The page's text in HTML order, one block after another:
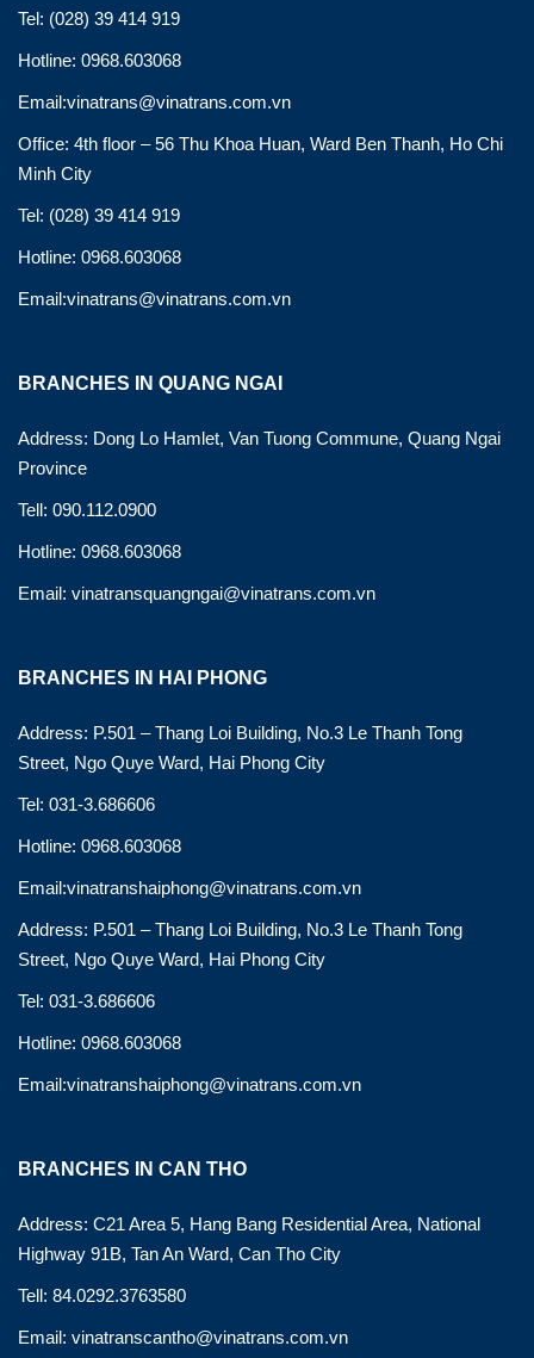
Tel: (028) 39 414 919
Hotline: 0968.603068
Email:vinatrans@vinatrans.com.vn
Office: 4th floor – 56 Thu Khoa Huan, Ward Ben Thanh, Ho Chi
Minh City
Tel: (028) 39 414 919
Hotline: 0968.603068
Email:vinatrans@vinatrans.com.vn
BRANCHES IN QUANG NGAI
Address: Dong Lo Hamlet, Van Tuong Commune, Quang Ngai
Province
Tell: 090.112.0900
Hotline: 0968.603068
Email: vinatransquangngai@vinatrans.com.vn
BRANCHES IN HAI PHONG
Address: P.501 – Thang Loi Building, No.3 Le Thanh Tong
Street, Ngo Quye Ward, Hai Phong City
Tel: 031-3.686606
Hotline: 0968.603068
Email:vinatranshaiphong@vinatrans.com.vn
Address: P.501 – Thang Loi Building, No.3 Le Thanh Tong
Street, Ngo Quye Ward, Hai Phong City
Tel: 031-3.686606
Hotline: 0968.603068
Email:vinatranshaiphong@vinatrans.com.vn
BRANCHES IN CAN THO
Address: C21 Area 5, Hang Bang Residential Area, National
Highway 91B, Tan An Ward, Can Tho City
Tell: 84.0292.3763580
Email: vinatranscantho@vinatrans.com.vn